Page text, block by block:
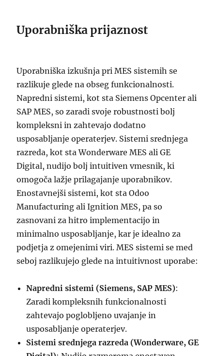
Uporabniška prijaznost
Uporabniška izkušnja pri MES sistemih se
razlikuje glede na obseg funkcionalnosti.
Napredni sistemi, kot sta Siemens Opcenter ali
SAP MES, so zaradi svoje robustnosti bolj
kompleksni in zahtevajo dodatno
usposabljanje operaterjev. Sistemi srednjega
razreda, kot sta Wonderware MES ali GE
Digital, nudijo bolj intuitiven vmesnik, ki
omogoča lažje prilagajanje uporabnikov.
Enostavnejši sistemi, kot sta Odoo
Manufacturing ali Ignition MES, pa so
zasnovani za hitro implementacijo in
minimalno usposabljanje, kar je idealno za
podjetja z omejenimi viri. MES sistemi se med
seboj razlikujejo glede na intuitivnost uporabe:
Napredni sistemi (Siemens, SAP MES):
Zaradi kompleksnih funkcionalnosti
zahtevajo poglobljeno uvajanje in
usposabljanje operaterjev.
Sistemi srednjega razreda (Wonderware, GE